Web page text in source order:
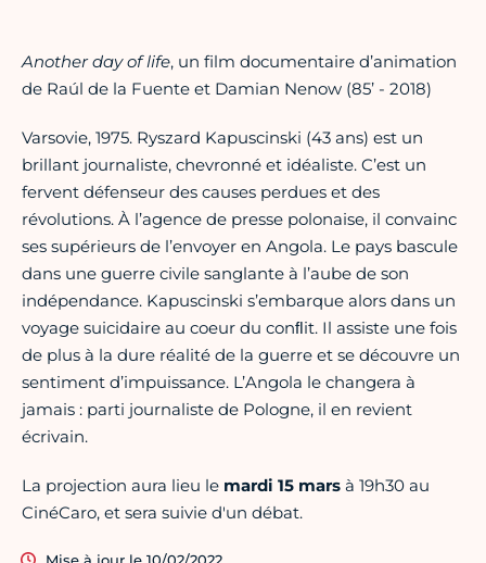
Another day of life, un film documentaire d’animation
de Raúl de la Fuente et Damian Nenow (85’ - 2018)
Varsovie, 1975. Ryszard Kapuscinski (43 ans) est un
brillant journaliste, chevronné et idéaliste. C’est un
fervent défenseur des causes perdues et des
révolutions. À l’agence de presse polonaise, il convainc
ses supérieurs de l’envoyer en Angola. Le pays bascule
dans une guerre civile sanglante à l’aube de son
indépendance. Kapuscinski s’embarque alors dans un
voyage suicidaire au coeur du conﬂit. Il assiste une fois
de plus à la dure réalité de la guerre et se découvre un
sentiment d’impuissance. L’Angola le changera à
jamais : parti journaliste de Pologne, il en revient
écrivain.
La projection aura lieu le mardi 15 mars à 19h30 au
CinéCaro, et sera suivie d'un débat.